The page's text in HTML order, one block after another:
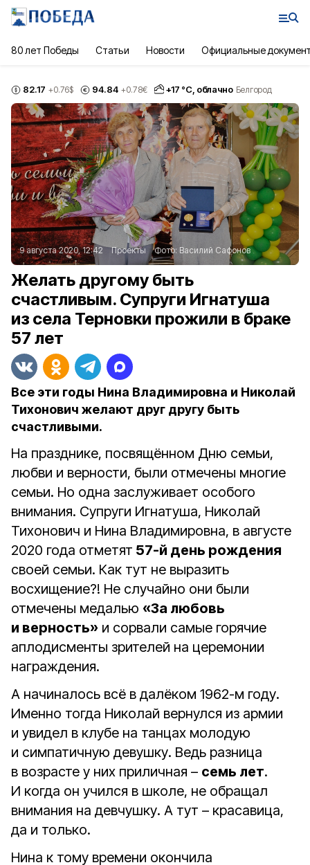
80 лет Победы Статьи Новости Официальные
82.17 +0.76$ 94.84 +0.78€ +17 °С, облачно Белгород
9 августа 2020, 12:42 Проекты Фото: Василий Сафонов
Желать другому быть
счастливым. Супруги Игнатуша
из села Терновки прожили в браке
57 лет
Все эти годы Нина Владимировна и Николай
Тихонович желают друг другу быть
счастливыми.
На празднике, посвящённом Дню семьи,
любви и верности, были отмечены многие
семьи. Но одна заслуживает особого
внимания. Супруги Игнатуша, Николай
Тихонович и Нина Владимировна, в августе
2020 года отметят 57-й день рождения
своей семьи. Как тут не выразить
восхищение?! Не случайно они были
отмечены медалью «За любовь
и верность» и сорвали самые горячие
аплодисменты зрителей на церемонии
награждения.
А начиналось всё в далёком 1962-м году.
Именно тогда Николай вернулся из армии
и увидел в клубе на танцах молодую
и симпатичную девушку. Ведь разница
в возрасте у них приличная – семь лет.
И когда он учился в школе, не обращал
внимания на девчушку. А тут – красавица,
да и только.
Нина к тому времени окончила